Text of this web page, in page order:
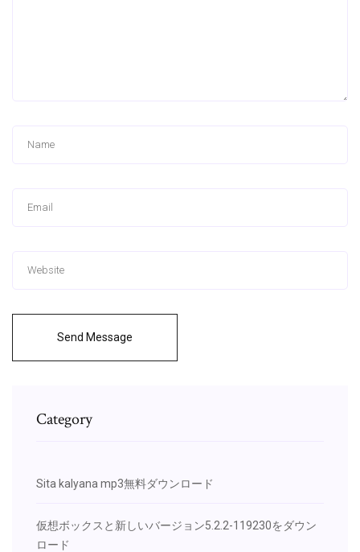
Send Message
Category
Sita kalyana mp3無料ダウンロード
仮想ボックスと新しいバージョン5.2.2-119230をダウン
ロード